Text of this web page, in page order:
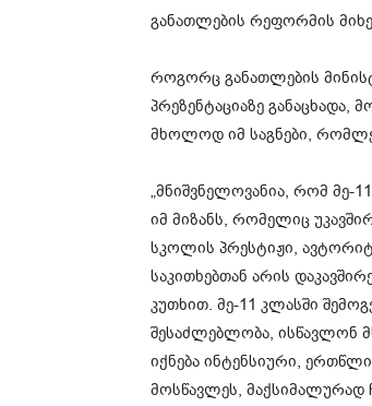
განათლების რეფორმის
როგორც განათლების
პრეზენტაციაზე განაცხადა,
მხოლოდ იმ საგნები,
„მნიშვნელოვანია, რომ მე-
იმ მიზანს, რომელიც
სკოლის პრესტიჟი,
საკითხებთან არის
კუთხით. მე-11 კლასში
შესაძლებლობა, ისწავლონ
იქნება ინტენსიური,
მოსწავლეს,